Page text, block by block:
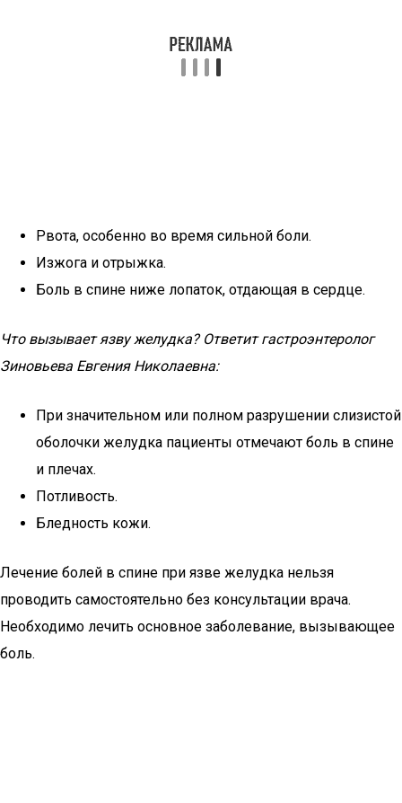
Рвота, особенно во время сильной боли.
Изжога и отрыжка.
Боль в спине ниже лопаток, отдающая в сердце.
Что вызывает язву желудка? Ответит гастроэнтеролог
Зиновьева Евгения Николаевна:
При значительном или полном разрушении слизистой
оболочки желудка пациенты отмечают боль в спине
и плечах.
Потливость.
Бледность кожи.
Лечение болей в спине при язве желудка нельзя
проводить самостоятельно без консультации врача.
Необходимо лечить основное заболевание, вызывающее
боль.